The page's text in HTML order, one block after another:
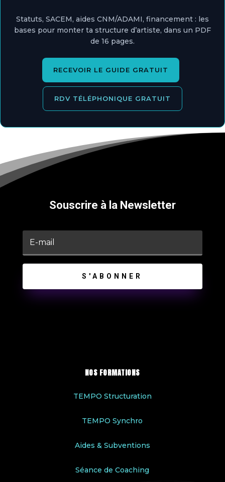
Statuts, SACEM, aides CNM/ADAMI, financement : les
bases pour monter ta structure d’artiste, dans un PDF
de 16 pages.
RECEVOIR LE GUIDE GRATUIT
RDV TÉLÉPHONIQUE GRATUIT
Souscrire à la Newsletter
S'ABONNER
NOS FORMATIONS
TEMPO Structuration
TEMPO Synchro
Aides & Subventions
Séance de Coaching